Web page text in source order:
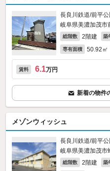
長良川鉄道/前平
岐阜県美濃加茂市
総階数 2階建 築
専有面積 50.92㎡
賃料 6.1万円
新着の物件
メゾンウィッシュ
長良川鉄道/前平
岐阜県美濃加茂市
総階数 2階建 築